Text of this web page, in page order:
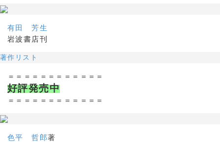
有田 芳生
岩波書店刊
著作リスト
＝＝＝＝＝＝＝＝＝＝＝＝
好評発売中
＝＝＝＝＝＝＝＝＝＝＝＝
色平 哲郎著